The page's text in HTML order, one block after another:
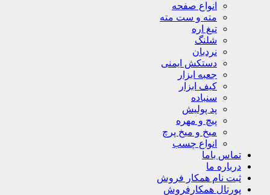
انواع صفحه
مته و ست مته
تیغ اره
شلنگ
نردبان
دستکش ایمنی
جعبه ابزار
کیف ابزار
سنباده
پد پولیش
پیچ و مهره
میخ و میخ پرچ
انواع چسب
تماس باما
درباره ما
ثبت نام همکار فروش
پورتال همکارفروش